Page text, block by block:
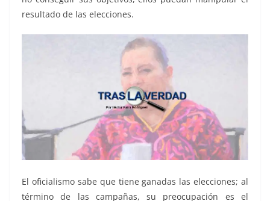
resultado de las elecciones.
El oficialismo sabe que tiene ganadas las elecciones; al
término de las campañas, su preocupación es el